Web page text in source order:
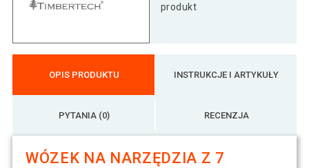
produkt
OPIS PRODUKTU INSTRUKCJE I ARTYKUŁY
PYTANIA (0) RECENZJA
WÓZEK NA NARZĘDZIA Z 7